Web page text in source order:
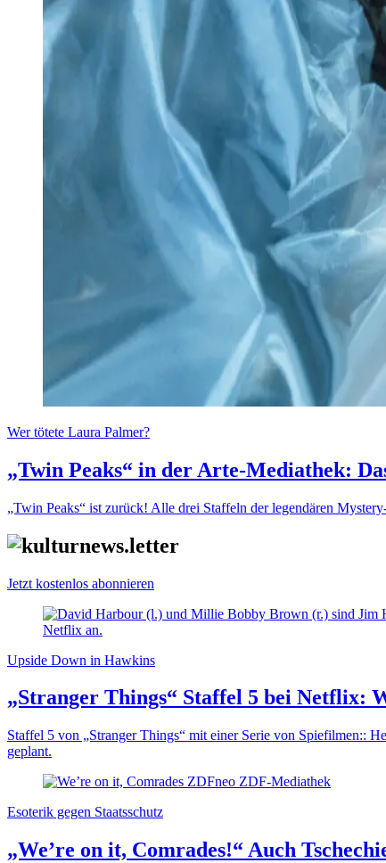
Wer tötete Laura Palmer?
„Twin Peaks“ in der Arte-Mediathek:
„Twin Peaks“ ist zurück! Alle drei Staffeln der legendären
Jetzt kostenlos abonnieren
Upside Down in Hawkins
„Stranger Things“ Staffel 5 bei Netflix:
Staffel 5 von „Stranger Things“ mit einer Serie von Spiefilmen::
geplant.
Esoterik gegen Staatsschutz
„We’re on it, Comrades!“ Auch